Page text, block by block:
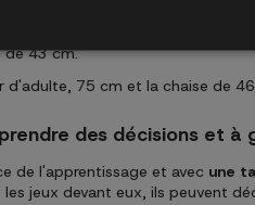
39 cm.
de 43 cm.
d'adulte, 75 cm et la chaise de
des décisions et à
de l'apprentissage et avec une
jeux devant eux, ils peuvent